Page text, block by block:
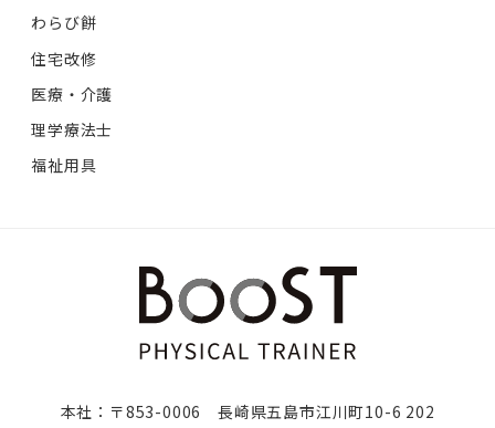
わらび餅
住宅改修
医療・介護
理学療法士
福祉用具
本社：〒853-0006 長崎県五島市江川町10-6 202